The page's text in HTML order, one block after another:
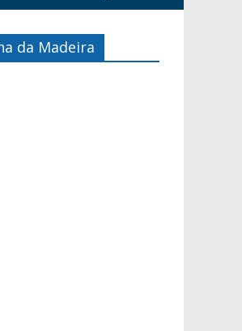
da Madeira